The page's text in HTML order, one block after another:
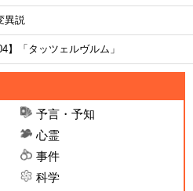
異説
】「タッツェルヴルム」
予言・予知
心霊
事件
科学